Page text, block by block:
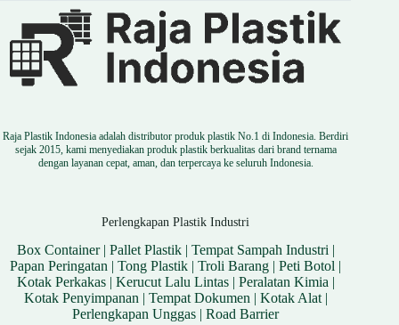
Raja Plastik Indonesia adalah distributor produk plastik No.1 di Indonesia. Berdiri
sejak 2015, kami menyediakan produk plastik berkualitas dari brand ternama
dengan layanan cepat, aman, dan terpercaya ke seluruh Indonesia.
Perlengkapan Plastik Industri
Box Container| Pallet Plastik| Tempat Sampah Industri |
Papan Peringatan |Tong Plastik |Troli Barang |Peti Botol |
Kotak Perkakas| Kerucut Lalu Lintas| Peralatan Kimia |
Kotak Penyimpanan | Tempat Dokumen | Kotak Alat|
Perlengkapan Unggas |Road Barrier